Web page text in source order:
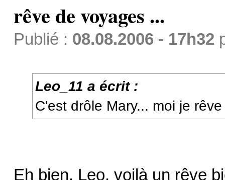
rêve de voyages ...
Publié : 08.08.2006 - 17h32
Leo_11 a écrit :
C'est drôle Mary... moi je
Eh bien, Leo, voilà un rêve